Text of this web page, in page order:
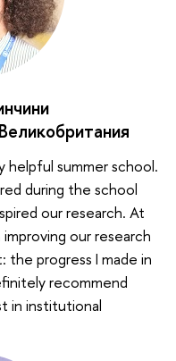
summer school.
during the school
our research. At
our research
the progress I made in
recommend
in institutional